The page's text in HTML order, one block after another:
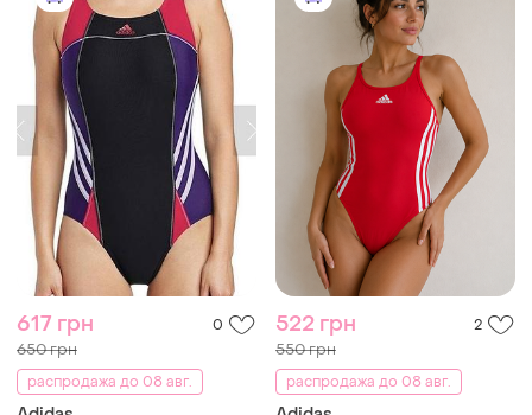
617 грн 0
650 грн
распродажа до 08 авг.
522 грн 2
550 грн
распродажа до 08 авг.